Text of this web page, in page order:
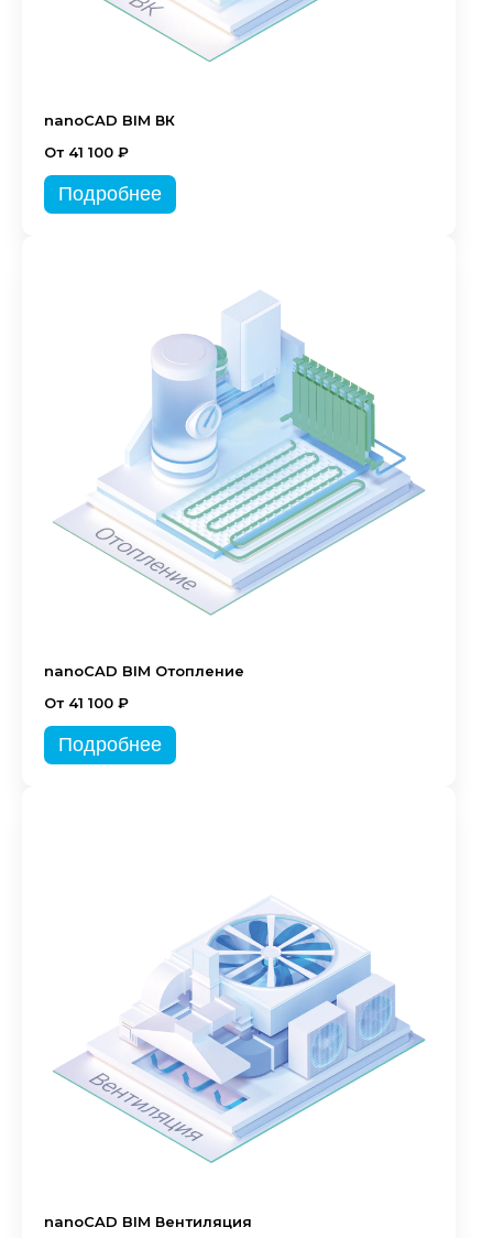
nanoCAD BIM ВК
От 41 100 ₽
Подробнее
nanoCAD BIM Отопление
От 41 100 ₽
Подробнее
nanoCAD BIM Вентиляция